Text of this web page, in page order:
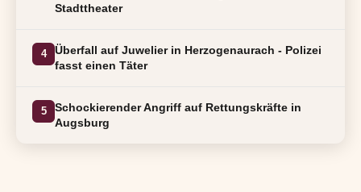
Stadttheater
4
Überfall auf Juwelier in Herzogenaurach - Polizei
fasst einen Täter
5
Schockierender Angriff auf Rettungskräfte in
Augsburg